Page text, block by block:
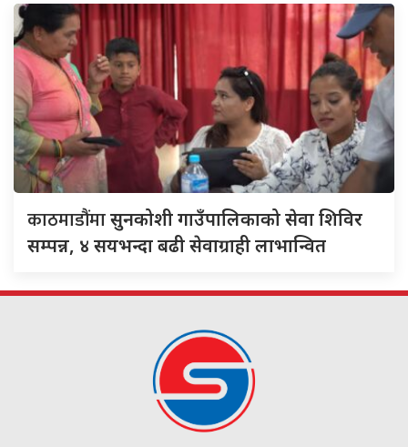
काठमाडौंमासुनकोशी गाउँपालिकाको सेवा शिविर
सम्पन्न, ४ सयभन्दा बढी सेवाग्राही लाभान्वित